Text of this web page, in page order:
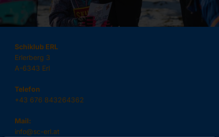
Schiklub ERL
Erlerberg 3
A-6343 Erl
Telefon
+43 676 843264362
Mail:
info@sc-erl.at